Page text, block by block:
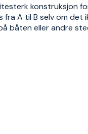
konstruksjon
fra A til B selv om det
båten eller andre